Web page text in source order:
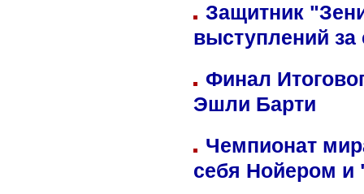
Защитник
выступлений
Финал
Эшли Барти
Чемпионат
себя Нойером и